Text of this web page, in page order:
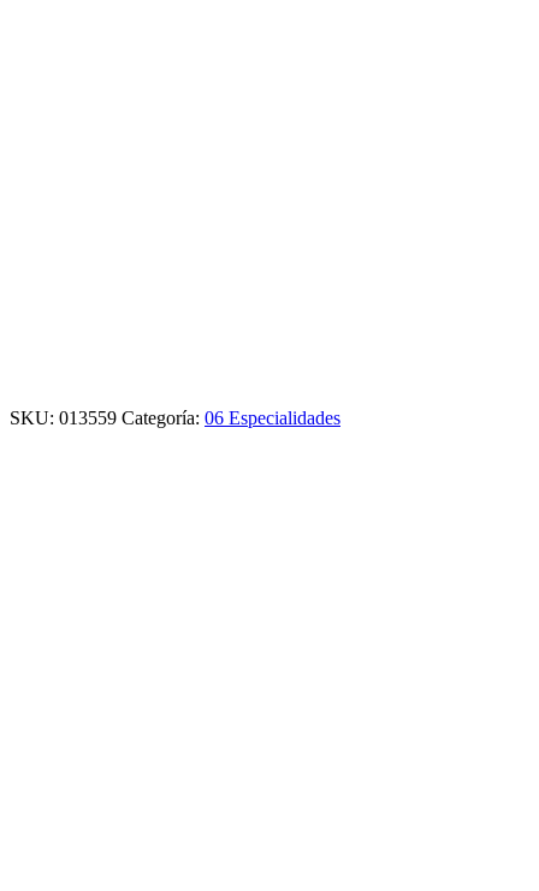
SKU: 013559 Categoría: 06 Especialidades